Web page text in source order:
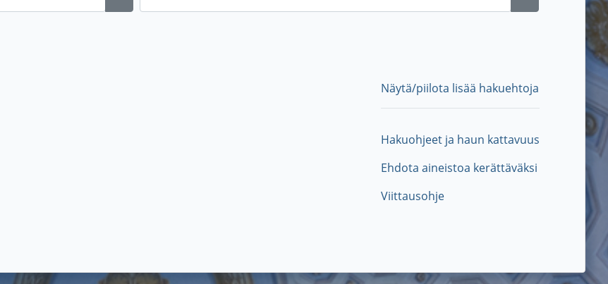
Näytä/piilota lisää hakuehtoja
Hakuohjeet ja haun kattavuus
Ehdota aineistoa kerättäväksi
Viittausohje